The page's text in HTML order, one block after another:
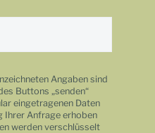
Angaben sind
Buttons „senden“
eingetragenen Daten
Ihrer Anfrage erhoben
werden verschlüsselt